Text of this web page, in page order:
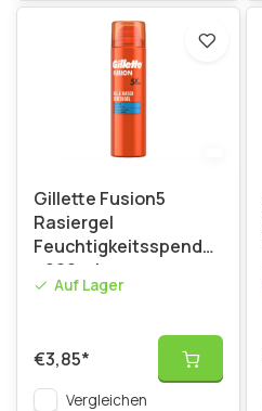
Gillette Fusion5
Rasiergel
Feuchtigkeitsspendend
- 200 ml
Auf Lager
€3,85*
Vergleichen